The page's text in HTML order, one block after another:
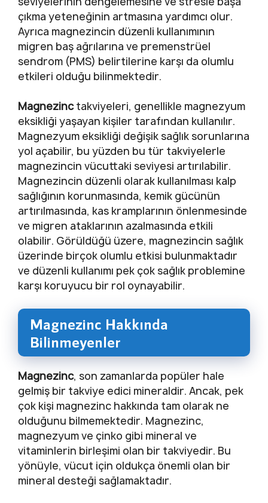
çıkma yeteneğinin artmasına yardımcı olur.
Ayrıca magnezincin düzenli kullanımının
migren baş ağrılarına ve premenstrüel
sendrom (PMS) belirtilerine karşı da olumlu
etkileri olduğu bilinmektedir.
Magnezinctakviyeleri, genellikle magnezyum
eksikliği yaşayan kişiler tarafından kullanılır.
Magnezyum eksikliği değişik sağlık sorunlarına
yol açabilir, bu yüzden bu tür takviyelerle
magnezincin vücuttaki seviyesi artırılabilir.
Magnezincin düzenli olarak kullanılması kalp
sağlığının korunmasında, kemik gücünün
artırılmasında, kas kramplarının önlenmesinde
ve migren ataklarının azalmasında etkili
olabilir. Görüldüğü üzere, magnezincin sağlık
üzerinde birçok olumlu etkisi bulunmaktadır
ve düzenli kullanımı pek çok sağlık problemine
karşı koruyucu bir rol oynayabilir.
Magnezinc Hakkında
Bilinmeyenler
Magnezinc, son zamanlarda popüler hale
gelmiş bir takviye edici mineraldir. Ancak, pek
çok kişi magnezinc hakkında tam olarak ne
olduğunu bilmemektedir. Magnezinc,
magnezyum ve çinko gibi mineral ve
vitaminlerin birleşimi olan bir takviyedir. Bu
yönüyle, vücut için oldukça önemli olan bir
mineral desteği sağlamaktadır.